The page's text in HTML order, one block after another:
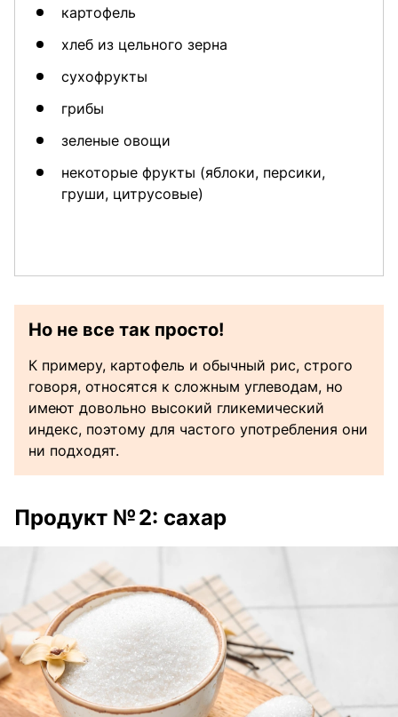
картофель
хлеб из цельного зерна
сухофрукты
грибы
зеленые овощи
некоторые фрукты (яблоки, персики,
груши, цитрусовые)
Но не все так просто!
К примеру, картофель и обычный рис, строго
говоря, относятся к сложным углеводам, но
имеют довольно высокий гликемический
индекс, поэтому для частого употребления они
ни подходят.
Продукт № 2: сахар